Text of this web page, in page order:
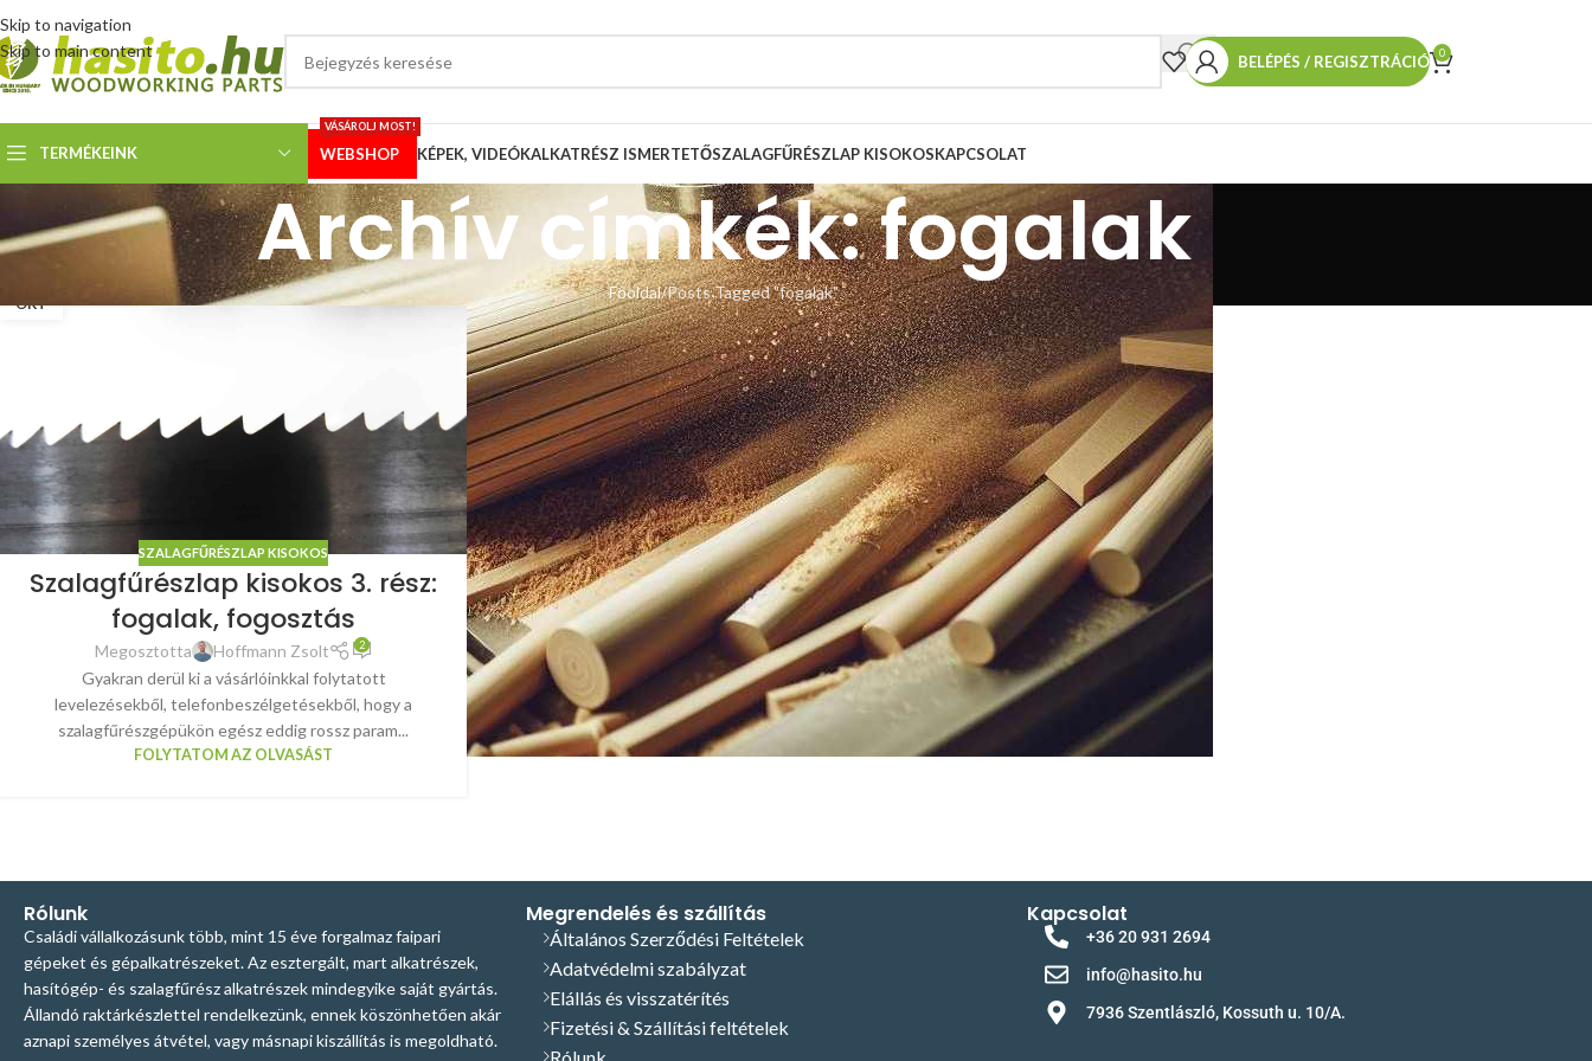
Skip to navigation
Skip to main content
BELÉPÉS / REGISZTRÁCIÓ 0
TERMÉKEINK WEBSHOP
VÁSÁROLJ MOST!
KÉPEK, VIDEÓKALKATRÉSZ ISMERTETŐSZALAGFŰRÉSZLAP KISOKOSKAPCSOLAT
Archív címkék: fogalak
Főoldal Posts Tagged "fogalak"
OKT
SZALAGFŰRÉSZLAP KISOKOS
Szalagfűrészlap kisokos 3. rész:
fogalak, fogosztás
Megosztotta Hoffmann Zsolt 2
Gyakran derül ki a vásárlóinkkal folytatott
levelezésekből, telefonbeszélgetésekből, hogy a
szalagfűrészgépükön egész eddig rossz param...
FOLYTATOM AZ OLVASÁST
Rólunk
Családi vállalkozásunk több, mint 15 éve forgalmaz faipari
gépeket és gépalkatrészeket. Az esztergált, mart alkatrészek,
hasítógép- és szalagfűrész alkatrészek mindegyike saját gyártás.
Állandó raktárkészlettel rendelkezünk, ennek köszönhetően akár
aznapi személyes átvétel, vagy másnapi kiszállítás is megoldható.
Megrendelés és szállítás
Általános Szerződési Feltételek
Adatvédelmi szabályzat
Elállás és visszatérítés
Fizetési & Szállítási feltételek
Kapcsolat
+36 20 931 2694
info@hasito.hu
7936 Szentlászló, Kossuth u. 10/A.